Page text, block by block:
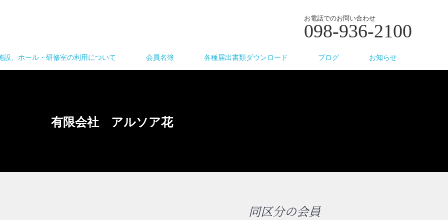
お電話でのお問い合わせ
098-936-2100
設、ホール・研修室の利用について 会員名簿 各種届出書類ダウンロード ブログ お知らせ
有限会社 アルソア花
同区分の会員